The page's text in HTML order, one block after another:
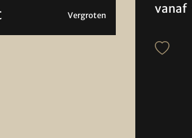
Vergroten vanaf